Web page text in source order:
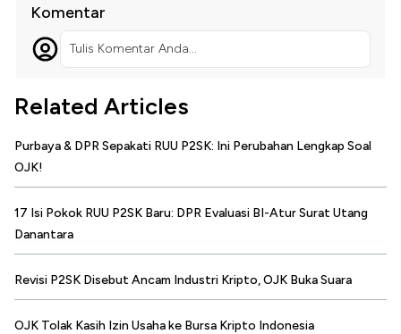
Komentar
Tulis Komentar Anda...
Related Articles
Purbaya & DPR Sepakati RUU P2SK: Ini Perubahan Lengkap Soal
OJK!
17 Isi Pokok RUU P2SK Baru: DPR Evaluasi BI-Atur Surat Utang
Danantara
Revisi P2SK Disebut Ancam Industri Kripto, OJK Buka Suara
OJK Tolak Kasih Izin Usaha ke Bursa Kripto Indonesia